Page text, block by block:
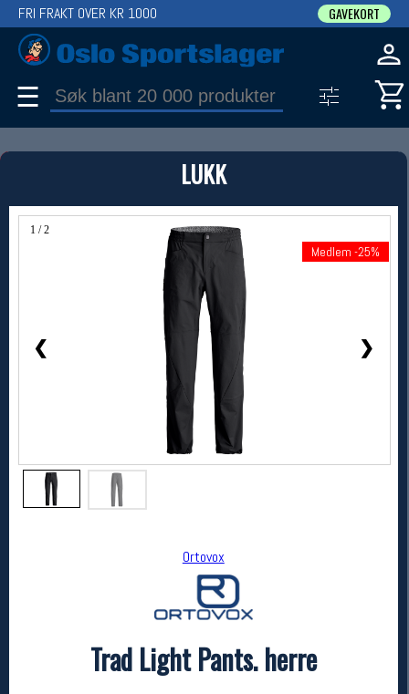
LUKK
1 / 2
❮ ❯
Medlem -25%
Ortovox
Trad Light Pants. herre
FRI FRAKT OVER KR 1000 GAVEKORT
☰
PRODUKT
Produkter (1)
Bruk filter til å spisse søket
Ortovox
Trad Light Pants. herre